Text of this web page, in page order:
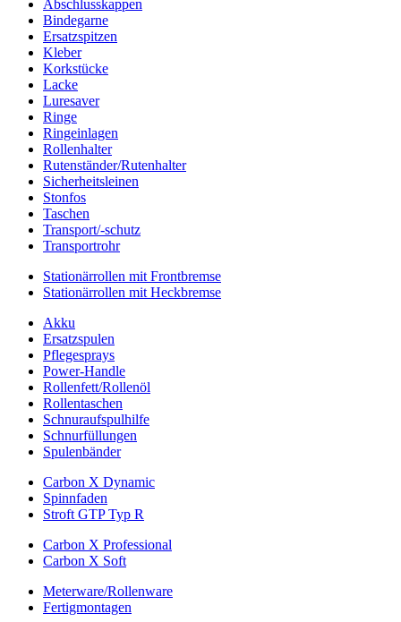
Abschlusskappen
Bindegarne
Ersatzspitzen
Kleber
Korkstücke
Lacke
Luresaver
Ringe
Ringeinlagen
Rollenhalter
Rutenständer/Rutenhalter
Sicherheitsleinen
Stonfos
Taschen
Transport/-schutz
Transportrohr
Stationärrollen mit Frontbremse
Stationärrollen mit Heckbremse
Akku
Ersatzspulen
Pflegesprays
Power-Handle
Rollenfett/Rollenöl
Rollentaschen
Schnuraufspulhilfe
Schnurfüllungen
Spulenbänder
Carbon X Dynamic
Spinnfaden
Stroft GTP Typ R
Carbon X Professional
Carbon X Soft
Meterware/Rollenware
Fertigmontagen